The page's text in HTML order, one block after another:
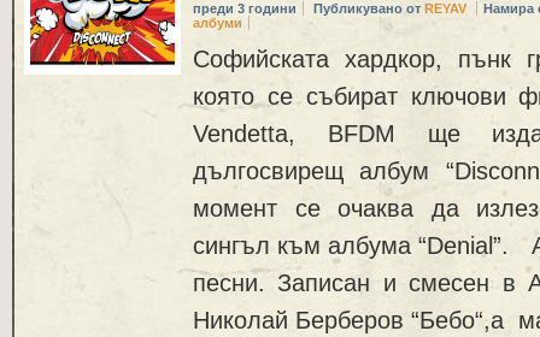
преди 3 години Публикувано от REYAV
Намира
албуми
Софийската хардкор, пънк
която се събират ключови
Vendetta, BFDM ще
дългосвирещ албум
момент се очаква да
сингъл към албума “Denial”.
песни. Записан и смесен в
Николай Берберов “Бебо“,а